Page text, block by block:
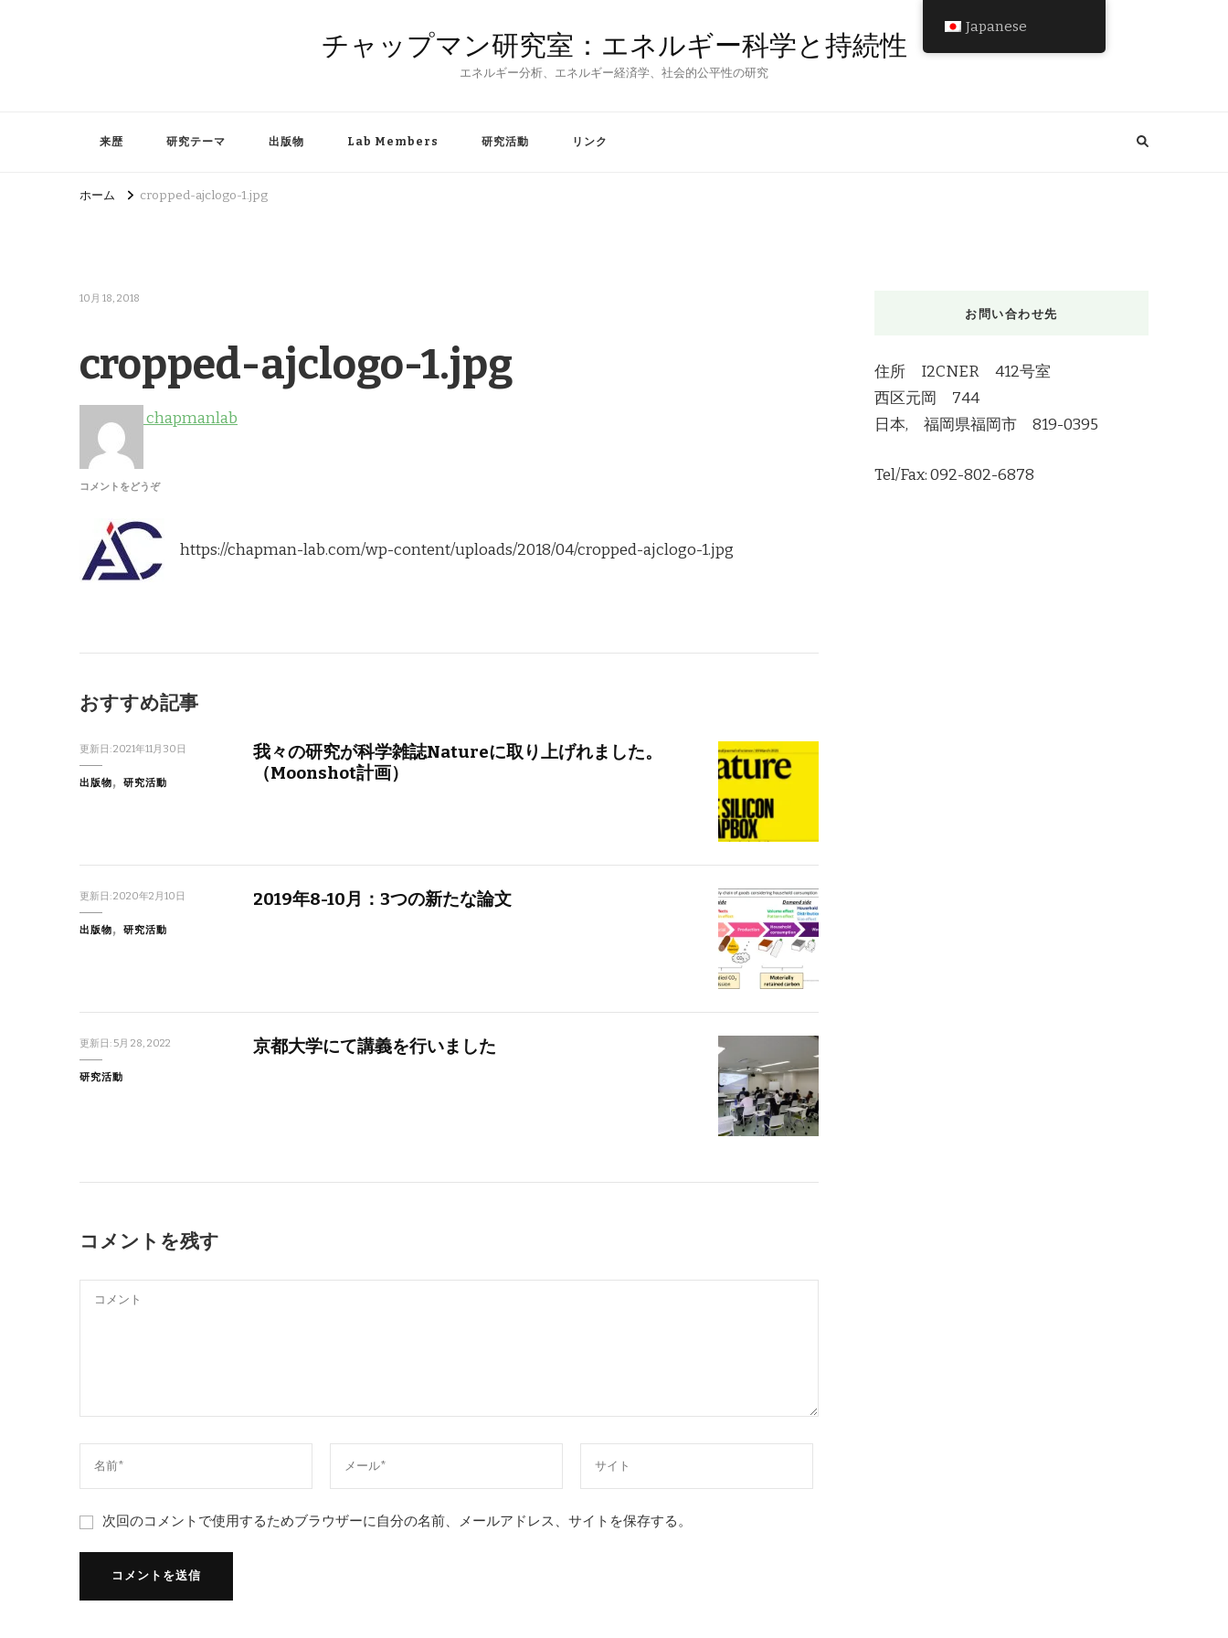
チャップマン研究室：エネルギー科学と持続性
エネルギー分析、エネルギー経済学、社会的公平性の研究
来歴 研究テーマ 出版物 Lab Members 研究活動 リンク
ホーム cropped-ajclogo-1.jpg
10月 18, 2018
cropped-ajclogo-1.jpg
chapmanlab
コメントをどうぞ(CROPPED-
https://chapman-lab.com/wp-content/uploads/2018/04/cropped-ajclogo-1.jpg
おすすめ記事
更新日:2021年11月30日
出版物 研究活動
我々の研究が科学雑誌Natureに取り上げれました。
（Moonshot計画）
更新日:2020年2月10日
出版物 研究活動
2019年8-10月：3つの新たな論文
更新日:5月 28, 2022
研究活動
京都大学にて講義を行いました
コメントを残す
次回のコメントで使用するためブラウザーに自分の名前、メールアドレス、サイトを保存する。
お問い合わせ先
住所 I2CNER 412号室
西区元岡 744
日本, 福岡県福岡市 819-0395
Tel/Fax: 092-802-6878
Japanese